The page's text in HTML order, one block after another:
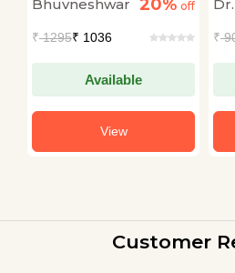
Bhuvneshwar 20% off
₹1295₹ 1036
Available
View
₹
Customer